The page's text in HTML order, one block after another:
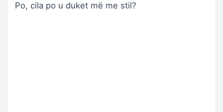
Po, cila po u duket më me stil?